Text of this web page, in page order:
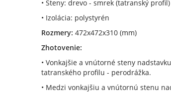
• Steny: drevo - smrek (tatranský profil)
• Izolácia: polystyrén
Rozmery: 472x472x310 (mm)
Zhotovenie:
• Vonkajšie a vnútorné steny
tatranského profilu - perodrážka.
• Medzi vonkajšiu a vnútornú stenu